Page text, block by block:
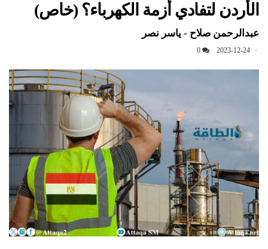
الأردن لتفادي أزمة الكهرباء؟ (خاص)
عبدالرحمن صلاح - ياسر نصر
2023-12-24
0